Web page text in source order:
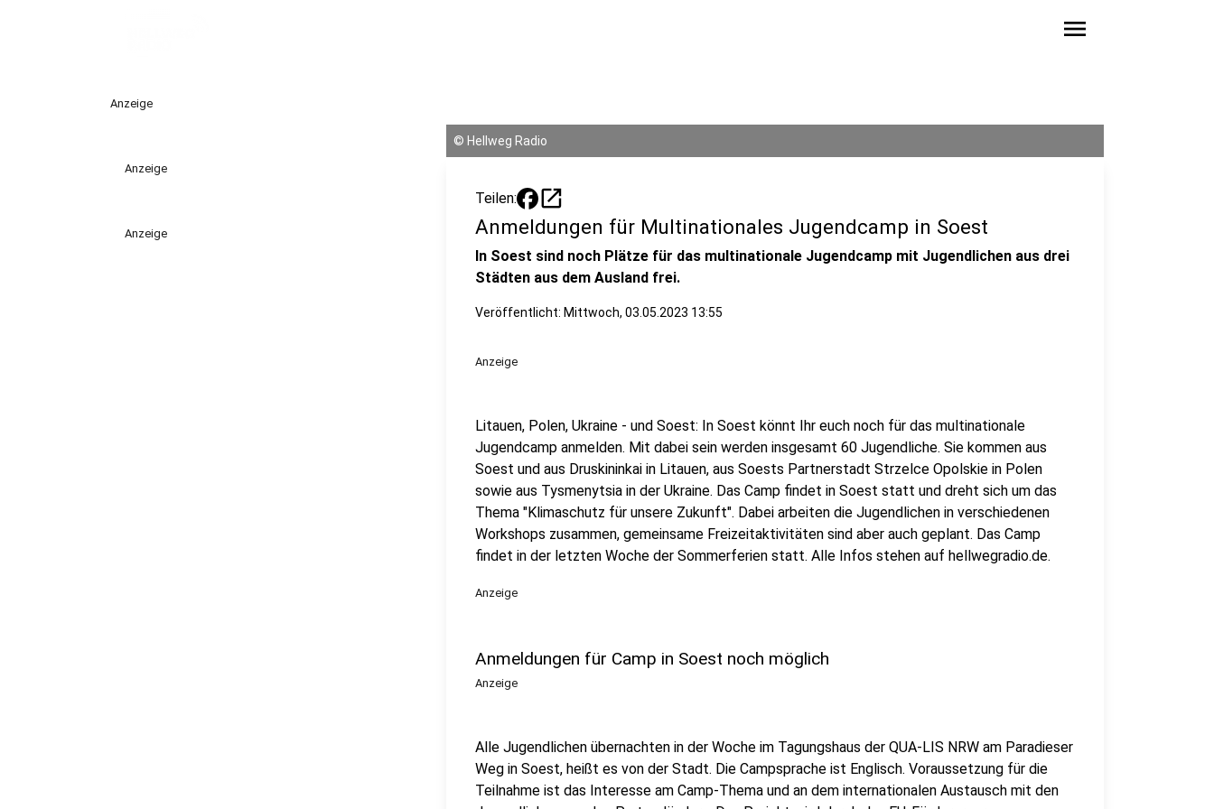
menu
Anzeige
Anzeige
Anzeige
© Hellweg Radio
Teilen: open_in_new
Anmeldungen für Multinationales Jugendcamp in Soest
In Soest sind noch Plätze für das multinationale Jugendcamp mit Jugendlichen aus drei
Städten aus dem Ausland frei.
Veröffentlicht: Mittwoch, 03.05.2023 13:55
Anzeige
Litauen, Polen, Ukraine - und Soest: In Soest könnt Ihr euch noch für das multinationale
Jugendcamp anmelden. Mit dabei sein werden insgesamt 60 Jugendliche. Sie kommen aus
Soest und aus Druskininkai in Litauen, aus Soests Partnerstadt Strzelce Opolskie in Polen
sowie aus Tysmenytsia in der Ukraine. Das Camp findet in Soest statt und dreht sich um das
Thema "Klimaschutz für unsere Zukunft". Dabei arbeiten die Jugendlichen in verschiedenen
Workshops zusammen, gemeinsame Freizeitaktivitäten sind aber auch geplant. Das Camp
findet in der letzten Woche der Sommerferien statt. Alle Infos stehen auf hellwegradio.de.
Anzeige
Anmeldungen für Camp in Soest noch möglich
Anzeige
Alle Jugendlichen übernachten in der Woche im Tagungshaus der QUA-LIS NRW am Paradieser
Weg in Soest, heißt es von der Stadt. Die Campsprache ist Englisch. Voraussetzung für die
Teilnahme ist das Interesse am Camp-Thema und an dem internationalen Austausch mit den